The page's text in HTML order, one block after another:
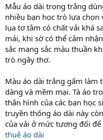
Mẫu áo dài trong trắng
nhiều bạn học trò lựa chọn
lụa tơ tằm có chất vải khá
mái, khi sờ có thể cảm
sắc mang sắc màu thuần
trò ngây thơ.
Màu áo dài trắng gấm làm
dàng và mềm mại. Tà áo
thân hình của các bạn học
truyền thống áo dài này
của vải ở mức tương đối
thuê áo dài